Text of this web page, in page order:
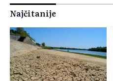
Najčitanije